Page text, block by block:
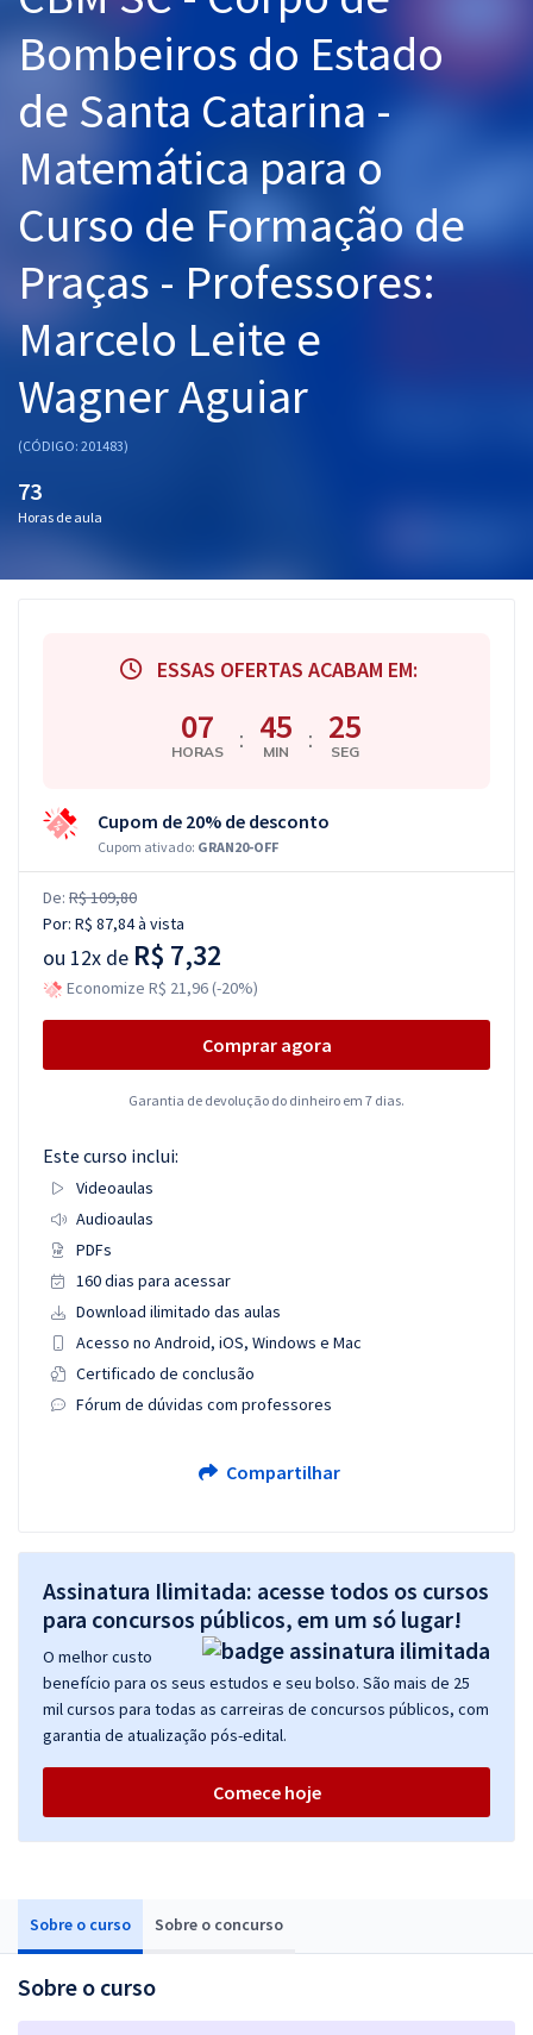
Graduação
Mentorias
Questões grátis
Conteúdo gratuito
Blog
Aprovados
Atendimento
Bombeiros do Estado
de Santa Catarina -
Matemática para o
Curso de Formação de
Praças - Professores:
Marcelo Leite e
Wagner Aguiar
(CÓDIGO: 201483)
73
Horas de aula
Sobre o curso Sobre o concurso
Sobre o curso
ESSAS OFERTAS ACABAM EM:
07
HORAS : 45
MIN : 25
SEG
Cupom de 20% de desconto
Cupom ativado: GRAN20-OFF
De: R$ 109,80
Por: R$ 87,84à vista
ou 12x de R$ 7,32
Economize R$ 21,96 (-20%)
Comprar agora
Garantia de devolução do dinheiro em 7 dias.
Este curso inclui:
Videoaulas
Audioaulas
PDFs
160 dias para acessar
Download ilimitado das aulas
Acesso no Android, iOS, Windows e Mac
Certificado de conclusão
Fórum de dúvidas com professores
Compartilhar
Assinatura Ilimitada: acesse todos os cursos
para concursos públicos, em um só lugar!
O melhor custo
benefício para os seus estudos e seu bolso. São mais de 25
mil cursos para todas as carreiras de concursos públicos, com
garantia de atualização pós-edital.
Comece hoje